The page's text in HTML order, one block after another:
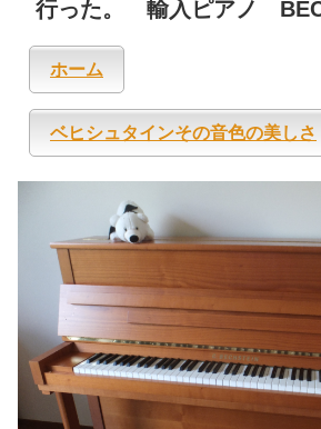
行った。 輸入ピアノ
ホーム
ベヒシュタインその音色の美しさ